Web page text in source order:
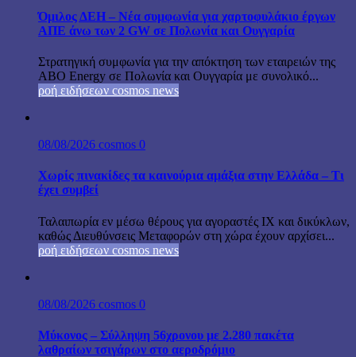
Όμιλος ΔΕΗ – Νέα συμφωνία για χαρτοφυλάκιο έργων
ΑΠΕ άνω των 2 GW σε Πολωνία και Ουγγαρία
Στρατηγική συμφωνία για την απόκτηση των εταιρειών της
ABO Energy σε Πολωνία και Ουγγαρία με συνολικό...
ροή ειδήσεων cosmos news
08/08/2026 cosmos 0
Χωρίς πινακίδες τα καινούρια αμάξια στην Ελλάδα – Τι
έχει συμβεί
Ταλαιπωρία εν μέσω θέρους για αγοραστές ΙΧ και δικύκλων,
καθώς Διευθύνσεις Μεταφορών στη χώρα έχουν αρχίσει...
ροή ειδήσεων cosmos news
08/08/2026 cosmos 0
Μύκονος – Σύλληψη 56χρονου με 2.280 πακέτα
λαθραίων τσιγάρων στο αεροδρόμιο